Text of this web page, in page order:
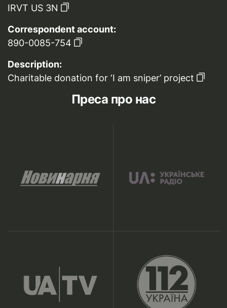
IRVT US 3N
Correspondent account:
890-0085-754
Description:
Charitable donation for ‘I am sniper’ project
Преса про нас